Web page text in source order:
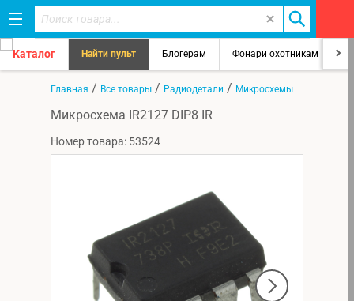
Каталог Найти пульт Блогерам Фонари охотникам
Главная / Все товары / Радиодетали / Микросхемы
Микросхема IR2127 DIP8 IR
Номер товара: 53524